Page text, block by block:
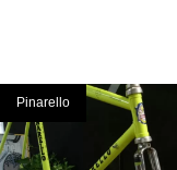
Pinarello